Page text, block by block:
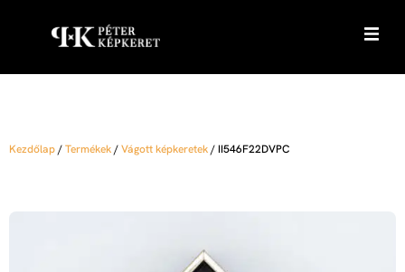
Kezdőlap/Termékek/Vágott képkeretek/II546F22DVPC